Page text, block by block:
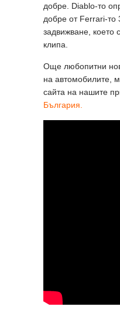
добре. Diablo-то
добре от Ferrari-то
задвижване, което
клипа.
Още любопитни
на автомобилите,
сайта на нашите
България.